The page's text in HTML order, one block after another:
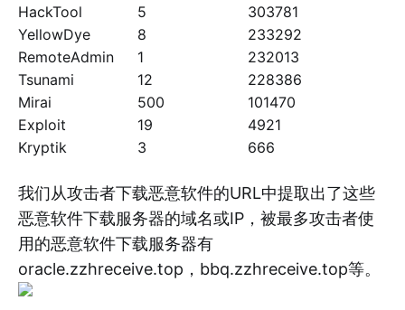
HackTool 5
303781
YellowDye
8
233292
RemoteAdmin
1
232013
Tsunami
12
228386
Mirai
500
101470
Exploit
19
4921
Kryptik
3 666
我们从攻击者下载恶意软件的URL中提取出了这些
恶意软件下载服务器的域名或IP，被最多攻击者使
用的恶意软件下载服务器有
oracle.zzhreceive.top，bbq.zzhreceive.top等。